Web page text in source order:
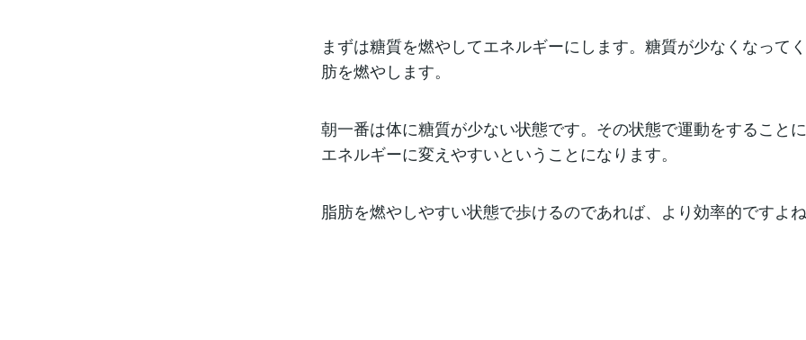
まずは糖質を燃やしてエネルギーにします。糖質が少なくなって
肪を燃やします。
朝一番は体に糖質が少ない状態です。その状態で運動をすること
エネルギーに変えやすいということになります。
脂肪を燃やしやすい状態で歩けるのであれば、より効率的ですよね